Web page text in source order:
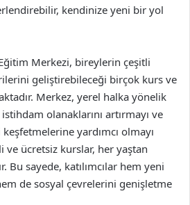
kendinize yeni bir yol
Merkezi, bireylerin çeşitli
geliştirebileceği birçok kurs ve
Merkez, yerel halka yönelik
olanaklarını artırmayı ve
yardımcı olmayı
ve ücretsiz kurslar, her yaştan
Bu sayede, katılımcılar hem yeni
de sosyal çevrelerini genişletme